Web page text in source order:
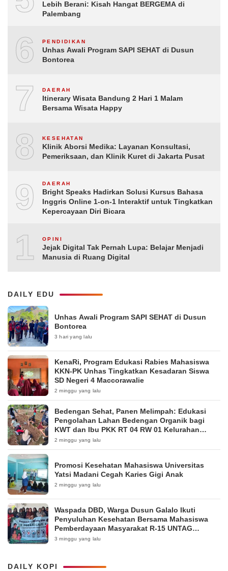
Lebih Berani: Kisah Hangat BERGEMA di
Palembang
6 PENDIDIKAN
Unhas Awali Program SAPI SEHAT di Dusun
Bontorea
7 DAERAH
Itinerary Wisata Bandung 2 Hari 1 Malam
Bersama Wisata Happy
8 KESEHATAN
Klinik Aborsi Medika: Layanan Konsultasi,
Pemeriksaan, dan Klinik Kuret di Jakarta Pusat
9 DAERAH
Bright Speaks Hadirkan Solusi Kursus Bahasa
Inggris Online 1-on-1 Interaktif untuk Tingkatkan
Kepercayaan Diri Bicara
10
OPINI
Jejak Digital Tak Pernah Lupa: Belajar Menjadi
Manusia di Ruang Digital
DAILY EDU
Unhas Awali Program SAPI SEHAT di Dusun
Bontorea
3 hari yang lalu
KenaRi, Program Edukasi Rabies Mahasiswa
KKN-PK Unhas Tingkatkan Kesadaran Siswa
SD Negeri 4 Maccorawalie
2 minggu yang lalu
Bedengan Sehat, Panen Melimpah: Edukasi
Pengolahan Lahan Bedengan Organik bagi
KWT dan Ibu PKK RT 04 RW 01 Kelurahan
Pakintelan
2 minggu yang lalu
Promosi Kesehatan Mahasiswa Universitas
Yatsi Madani Cegah Karies Gigi Anak
2 minggu yang lalu
Waspada DBD, Warga Dusun Galalo Ikuti
Penyuluhan Kesehatan Bersama Mahasiswa
Pemberdayaan Masyarakat R-15 UNTAG
Surabaya 2026
3 minggu yang lalu
DAILY KOPI